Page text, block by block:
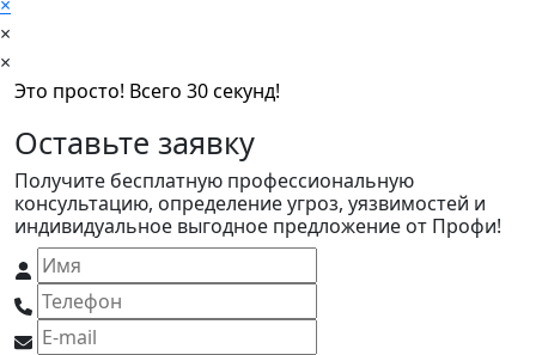
×
×
Это просто! Всего 30 секунд!
Оставьте заявку
Получите бесплатную профессиональную
консультацию, определение угроз, уязвимостей и
индивидуальное выгодное предложение от Профи!